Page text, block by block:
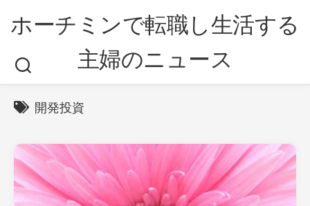
content
ホーチミンで転職し生活する
主婦のニュース
開発投資